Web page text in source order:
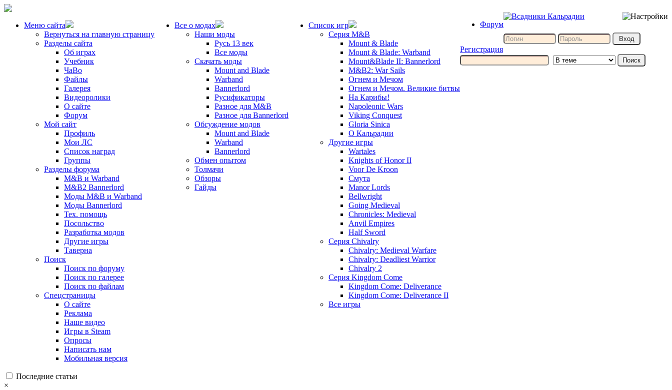
Меню сайта
Вернуться на главную страницу
Разделы сайта
Об играх
Учебник
ЧаВо
Файлы
Галерея
Видеоролики
О сайте
Форум
Мой сайт
Профиль
Мои ЛС
Список наград
Группы
Разделы форума
M&B и Warband
M&B2 Bannerlord
Моды M&B и Warband
Моды Bannerlord
Тех. помощь
Посольство
Разработка модов
Другие игры
Таверна
Поиск
Поиск по форуму
Поиск по галерее
Поиск по файлам
Спецстраницы
О сайте
Реклама
Наше видео
Игры в Steam
Опросы
Написать нам
Мобильная версия
Все о модах
Наши моды
Русь 13 век
Все моды
Скачать моды
Mount and Blade
Warband
Bannerlord
Русификаторы
Разное для M&B
Разное для Bannerlord
Обсуждение модов
Mount and Blade
Warband
Bannerlord
Обмен опытом
Толмачи
Обзоры
Гайды
Список игр
Серия M&B
Mount & Blade
Mount & Blade: Warband
Mount&Blade II: Bannerlord
M&B2: War Sails
Огнем и Мечом
Огнем и Мечом. Великие битвы
На Карибы!
Napoleonic Wars
Viking Conquest
Gloria Sinica
О Кальрадии
Другие игры
Wartales
Knights of Honor II
Voor De Kroon
Смута
Manor Lords
Bellwright
Going Medieval
Chronicles: Medieval
Anvil Empires
Half Sword
Серия Chivalry
Chivalry: Medieval Warfare
Chivalry: Deadliest Warrior
Chivalry 2
Серия Kingdom Come
Kingdom Come: Deliverance
Kingdom Come: Deliverance II
Все игры
Форум
Регистрация
Последние статьи
×